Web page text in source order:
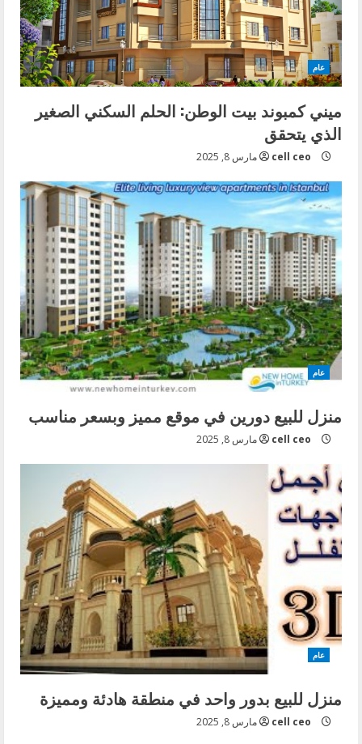
عام
ميني كمبوند بيت الوطن: الحلم السكني الصغير
الذي يتحقق
cell ceo مارس 8, 2025
عام
منزل للبيع دورين في موقع مميز وبسعر مناسب
cell ceo مارس 8, 2025
عام
منزل للبيع بدور واحد في منطقة هادئة ومميزة
cell ceo مارس 8, 2025